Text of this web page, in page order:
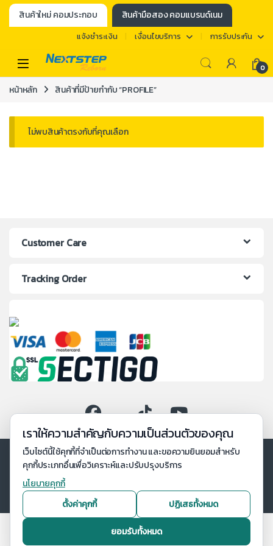
สินค้าใหม่ คอมประกอบ สินค้ามือสอง คอมแบรนด์เนม
แจ้งชำระเงิน เงื่อนไขบริการ การรับประกัน
0
หน้าหลัก สินค้าที่มีป้ายกำกับ “PROFILE”
ไม่พบสินค้าตรงกับที่คุณเลือก
Customer Care
Tracking Order
เราให้ความสำคัญกับความเป็นส่วนตัวของคุณ
เว็บไซต์นี้ใช้คุกกี้ที่จำเป็นต่อการทำงาน และขอความยินยอมสำหรับ
คุกกี้ประเภทอื่นเพื่อวิเคราะห์และปรับปรุงบริการ
นโยบายคุกกี้
ตั้งค่าคุกกี้
ปฏิเสธทั้งหมด
ยอมรับทั้งหมด